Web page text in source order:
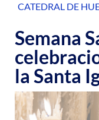
CATEDRAL DE
Semana
la Santa